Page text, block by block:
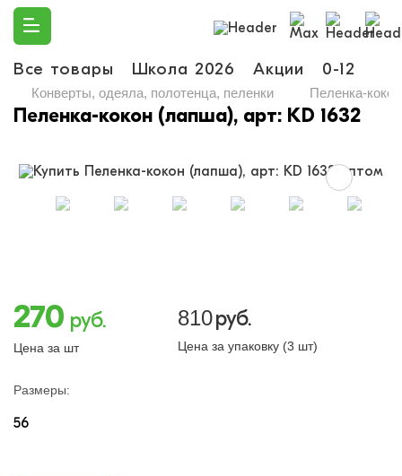
Все товары Школа 2026 Акции 0-12
Конверты, одеяла, полотенца, пеленки Пеленка-
Пеленка-кокон (лапша), арт: KD 1632
270 руб.
Цена за шт
810руб.
Цена за упаковку (3 шт)
Размеры:
56